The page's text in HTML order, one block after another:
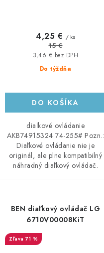
Do týždňa
3,46 € bez DPH
4,25 € / ks
15 €
DO KOŠÍKA
diaľkové ovládanie
AKB74915324 74-255# Pozn.:
Diaľkové ovládanie nie je
originál, ale plne kompatibilný
náhradný diaľkový ovládač.
BEN diaľkový ovládač LG
6710V00008KiT
71 %